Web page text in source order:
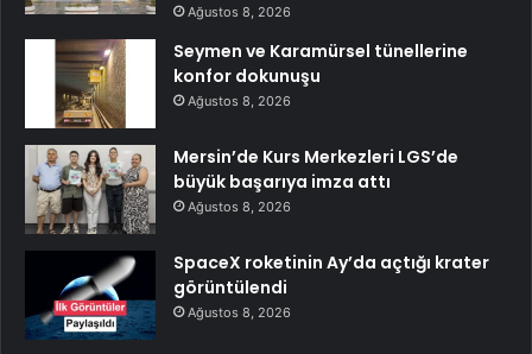
Ağustos 8, 2026
Seymen ve Karamürsel tünellerine
konfor dokunuşu
Ağustos 8, 2026
Mersin’de Kurs Merkezleri LGS’de
büyük başarıya imza attı
Ağustos 8, 2026
SpaceX roketinin Ay’da açtığı krater
görüntülendi
Ağustos 8, 2026